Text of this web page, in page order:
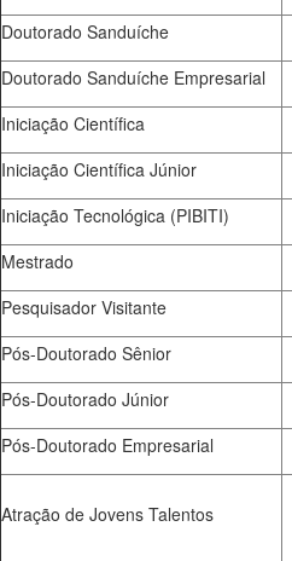
Doutorado Sanduíche
Doutorado Sanduíche Empresarial
Iniciação Científica
Iniciação Científica Júnior
Iniciação Tecnológica (PIBITI)
Mestrado
Pesquisador Visitante
Pós-Doutorado Sênior
Pós-Doutorado Júnior
Pós-Doutorado Empresarial
Atração de Jovens Talentos